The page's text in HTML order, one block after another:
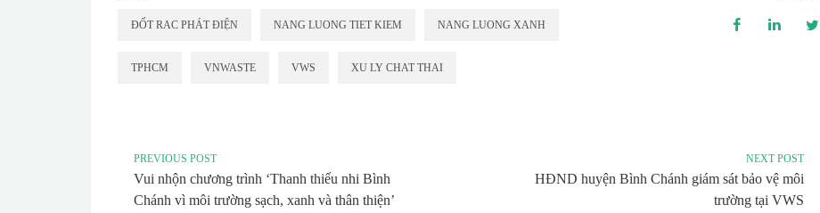
ĐỐT RAC PHÁT ĐIỆN NANG LUONG TIET KIEM NANG LUONG XANH
TPHCM VNWASTE VWS XU LY CHAT THAI
PREVIOUS POST
Vui nhộn chương trình ‘Thanh thiếu nhi Bình
Chánh vì môi trường sạch, xanh và thân thiện’
NEXT POST
HĐND huyện Bình Chánh giám sát bảo vệ môi
trường tại VWS